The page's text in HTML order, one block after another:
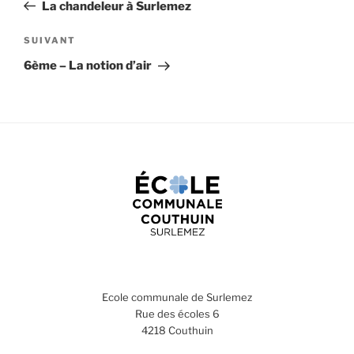
l’article
La chandeleur à Surlemez
Article
suivant
SUIVANT
6ème – La notion d’air
Ecole communale de Surlemez
Rue des écoles 6
4218 Couthuin